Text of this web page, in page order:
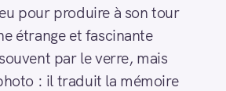
pour produire à son tour
étrange et fascinante
par le verre, mais
: il traduit la mémoire